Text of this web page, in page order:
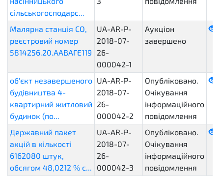
сільськогосподарс...
Малярна станція СО,
реєстровий номер
5814256.20.ААВАГЕ119
UA-AR-P-
2018-07-
26-
000042-1
Аукціон
завершено
об'єкт незавершеного
будівництва 4-
квартирний житловий
будинок (по...
UA-AR-P-
2018-07-
26-
000042-2
Опубліковано.
Очікування
інформаційного
повідомлення
Державний пакет
акцій в кількості
6162080 штук,
обсягом 48,0212 % с...
UA-AR-P-
2018-07-
26-
000042-3
Опубліковано.
Очікування
інформаційного
повідомлення